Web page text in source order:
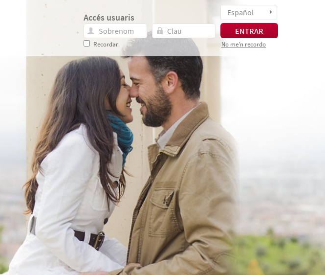
Accés usuaris
Recordar
Español
ENTRAR
No me'n recordo